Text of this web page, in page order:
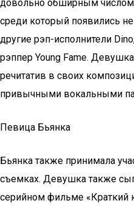
довольно обширным числом
среди который появились
другие рэп-исполнители
рэппер Young Fame.
речитатив в своих
привычными вокальными
Певица Бьянка
Бьянка также принимала
съемках. Девушка также
серийном фильме «Краткий